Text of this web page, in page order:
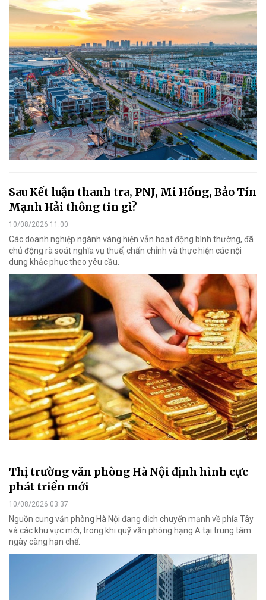
Sau Kết luận thanh tra, PNJ, Mi Hồng, Bảo Tín
Mạnh Hải thông tin gì?
10/08/2026 11:00
Các doanh nghiệp ngành vàng hiện vẫn hoạt động bình thường, đã
chủ động rà soát nghĩa vụ thuế, chấn chỉnh và thực hiện các nội
dung khắc phục theo yêu cầu.
Thị trường văn phòng Hà Nội định hình cực
phát triển mới
10/08/2026 03:37
Nguồn cung văn phòng Hà Nội đang dịch chuyển mạnh về phía Tây
và các khu vực mới, trong khi quỹ văn phòng hạng A tại trung tâm
ngày càng hạn chế.